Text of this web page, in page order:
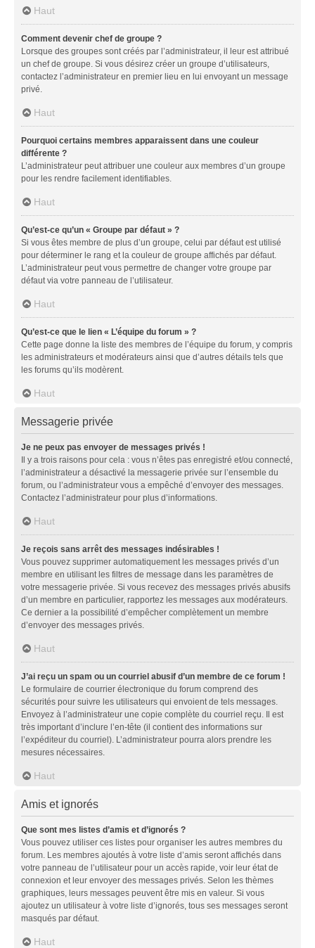
Haut
Comment devenir chef de groupe ?
Lorsque des groupes sont créés par l’administrateur, il leur est attribué
un chef de groupe. Si vous désirez créer un groupe d’utilisateurs,
contactez l’administrateur en premier lieu en lui envoyant un message
privé.
Haut
Pourquoi certains membres apparaissent dans une couleur
différente ?
L’administrateur peut attribuer une couleur aux membres d’un groupe
pour les rendre facilement identifiables.
Haut
Qu’est-ce qu’un « Groupe par défaut » ?
Si vous êtes membre de plus d’un groupe, celui par défaut est utilisé
pour déterminer le rang et la couleur de groupe affichés par défaut.
L’administrateur peut vous permettre de changer votre groupe par
défaut via votre panneau de l’utilisateur.
Haut
Qu’est-ce que le lien « L’équipe du forum » ?
Cette page donne la liste des membres de l’équipe du forum, y compris
les administrateurs et modérateurs ainsi que d’autres détails tels que
les forums qu’ils modèrent.
Haut
Messagerie privée
Je ne peux pas envoyer de messages privés !
Il y a trois raisons pour cela : vous n’êtes pas enregistré et/ou connecté,
l’administrateur a désactivé la messagerie privée sur l’ensemble du
forum, ou l’administrateur vous a empêché d’envoyer des messages.
Contactez l’administrateur pour plus d’informations.
Haut
Je reçois sans arrêt des messages indésirables !
Vous pouvez supprimer automatiquement les messages privés d’un
membre en utilisant les filtres de message dans les paramètres de
votre messagerie privée. Si vous recevez des messages privés abusifs
d’un membre en particulier, rapportez les messages aux modérateurs.
Ce dernier a la possibilité d’empêcher complètement un membre
d’envoyer des messages privés.
Haut
J’ai reçu un spam ou un courriel abusif d’un membre de ce forum !
Le formulaire de courrier électronique du forum comprend des
sécurités pour suivre les utilisateurs qui envoient de tels messages.
Envoyez à l’administrateur une copie complète du courriel reçu. Il est
très important d’inclure l’en-tête (il contient des informations sur
l’expéditeur du courriel). L’administrateur pourra alors prendre les
mesures nécessaires.
Haut
Amis et ignorés
Que sont mes listes d’amis et d’ignorés ?
Vous pouvez utiliser ces listes pour organiser les autres membres du
forum. Les membres ajoutés à votre liste d’amis seront affichés dans
votre panneau de l’utilisateur pour un accès rapide, voir leur état de
connexion et leur envoyer des messages privés. Selon les thèmes
graphiques, leurs messages peuvent être mis en valeur. Si vous
ajoutez un utilisateur à votre liste d’ignorés, tous ses messages seront
masqués par défaut.
Haut